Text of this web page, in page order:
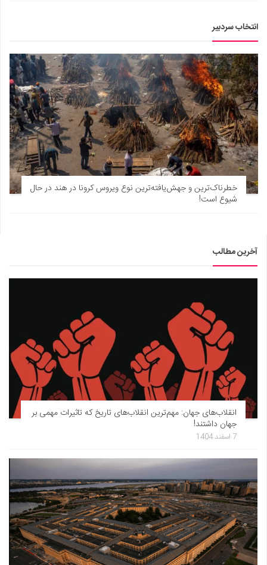
انتخاب سردبیر
خطرناک‌ترین و جهش‌یافته‌ترین نوع ویروس کرونا در هند در حال
شیوع است!
آخرین مطالب
انقلاب‌های جهان: مهم‌ترین انقلاب‌های تاریخ که تاثیرات مهمی بر
جهان داشتند!
7 اسفند 1404